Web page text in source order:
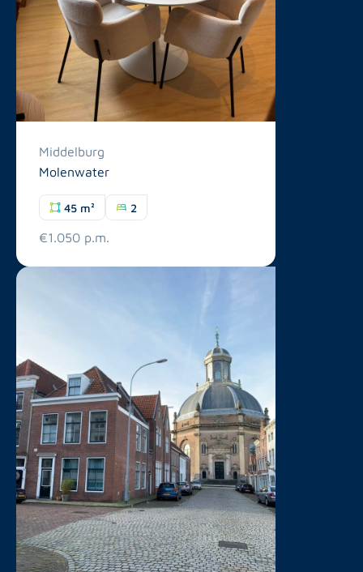
Middelburg
Molenwater
45 m² 2
€1.050 p.m.